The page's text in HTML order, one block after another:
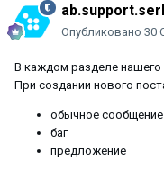
Опубликовано 30
В каждом разделе нашего
При создании нового
обычное сообщение
баг
предложение